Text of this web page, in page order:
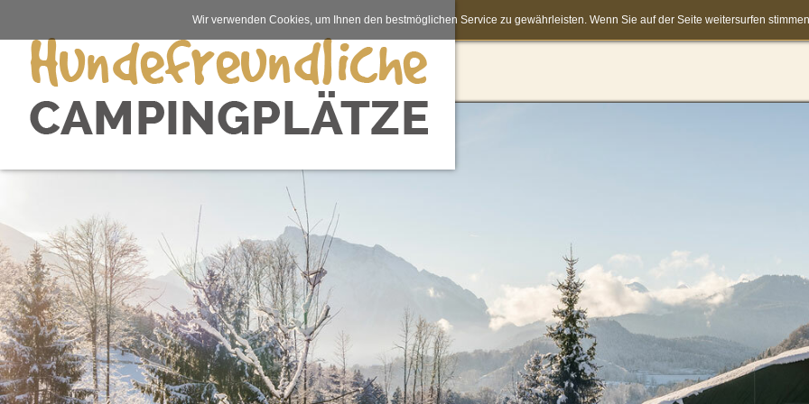
Wir verwenden Cookies, um Ihnen den bestmöglichen Service zu gewährleisten. Wenn Sie auf der Seite weitersurfen